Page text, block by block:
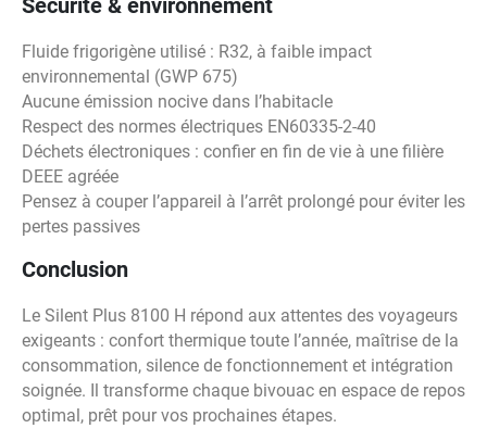
Sécurité & environnement
Fluide frigorigène utilisé : R32, à faible impact
environnemental (GWP 675)
Aucune émission nocive dans l’habitacle
Respect des normes électriques EN60335-2-40
Déchets électroniques : confier en fin de vie à une filière
DEEE agréée
Pensez à couper l’appareil à l’arrêt prolongé pour éviter les
pertes passives
Conclusion
Le Silent Plus 8100 H répond aux attentes des voyageurs
exigeants : confort thermique toute l’année, maîtrise de la
consommation, silence de fonctionnement et intégration
soignée. Il transforme chaque bivouac en espace de repos
optimal, prêt pour vos prochaines étapes.